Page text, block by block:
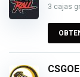
3 cajas